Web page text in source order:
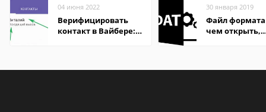
04 июня 2022
Верифицировать
контакт в Вайбере:
30 января 2019
Файл формата
чем открыть,